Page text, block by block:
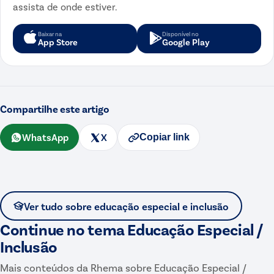
assista de onde estiver.
Baixar na
App Store
Disponível no
Google Play
Compartilhe este artigo
WhatsApp X Copiar link
Ver tudo sobre educação especial e inclusão
Continue no temaEducação Especial /
Inclusão
Mais conteúdos da Rhema sobre Educação Especial /